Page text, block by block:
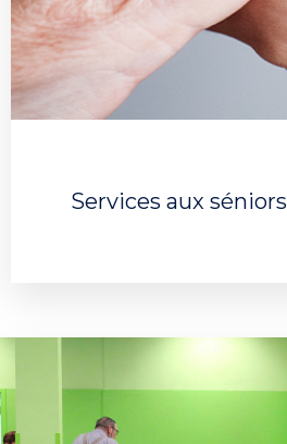
Services aux séniors